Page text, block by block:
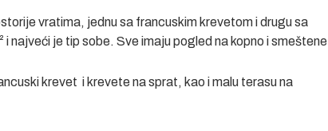
vratima, jednu sa francuskim krevetom i drugu sa
najveći je tip sobe. Sve imaju pogled na kopno i smeštene
krevet i krevete na sprat, kao i malu terasu na